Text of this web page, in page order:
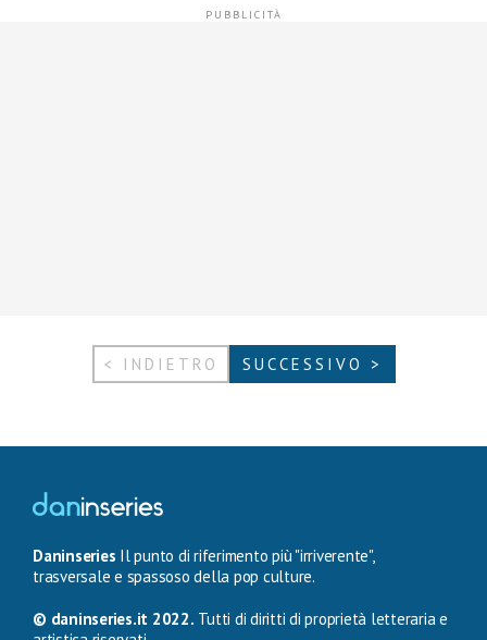
< INDIETRO SUCCESSIVO >
Daninseries Il punto di riferimento più "irriverente",
trasversale e spassoso della pop culture.
© daninseries.it 2022. Tutti di diritti di proprietà letteraria e